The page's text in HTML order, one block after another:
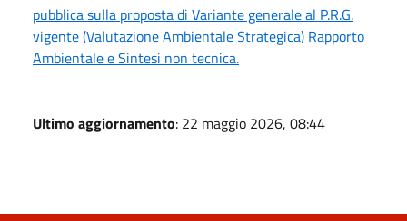
pubblica sulla proposta di Variante generale al P.R.G.
vigente (Valutazione Ambientale Strategica) Rapporto
Ambientale e Sintesi non tecnica.
Ultimo aggiornamento: 22 maggio 2026, 08:44